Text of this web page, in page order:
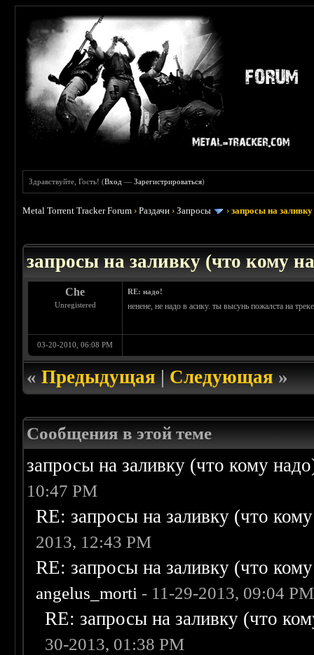
Здравствуйте, Гость! (Вход —Зарегистрироваться)
Metal Torrent Tracker Forum ›Раздачи ›Запросы ›запросы на
запросы на заливку (что кому
Che
Unregistered
RE: надо!
ненене, не надо в асику. ты высунь пожалста на
03-20-2010, 06:08 PM
«Предыдущая|Следующая»
Сообщения в этой теме
запросы на заливку (что кому
10:47 PM
RE: запросы на заливку (что
2013, 12:43 PM
RE: запросы на заливку (что
angelus_morti - 11-29-2013, 09:04 PM
RE: запросы на заливку (что
30-2013, 01:38 PM